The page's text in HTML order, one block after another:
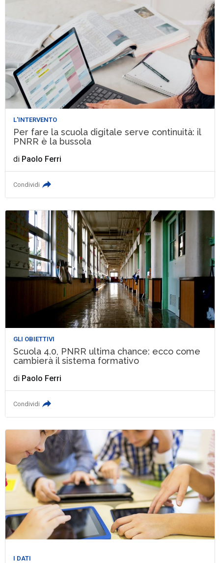
L'INTERVENTO
Per fare la scuola digitale serve continuità: il
PNRR è la bussola
di Paolo Ferri
Condividi
GLI OBIETTIVI
Scuola 4.0, PNRR ultima chance: ecco come
cambierà il sistema formativo
di Paolo Ferri
Condividi
I DATI